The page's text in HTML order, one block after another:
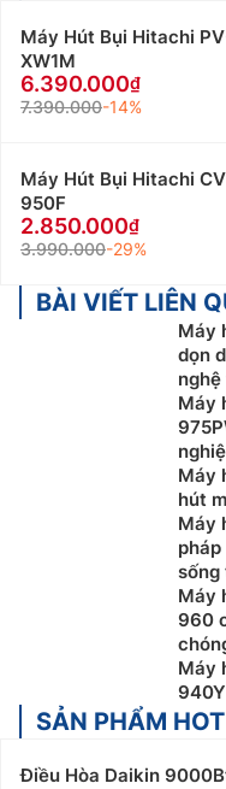
Máy Hút Bụi Hitachi
XW1M
6.390.000
7.390.000-14%
Máy Hút Bụi Hitachi
950F
2.850.000
3.990.000-29%
BÀI VIẾT LIÊN
Máy
dọn
Máy
Máy
hút
Máy
sống
Máy
960
Máy
SẢN PHẨM HOT
Điều Hòa Daikin